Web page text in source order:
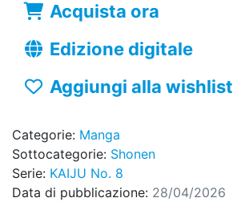
Acquista ora
Edizione digitale
Aggiungi alla wishlist
Categorie: Manga
Sottocategorie: Shonen
Serie: KAIJU No. 8
Data di pubblicazione: 28/04/2026